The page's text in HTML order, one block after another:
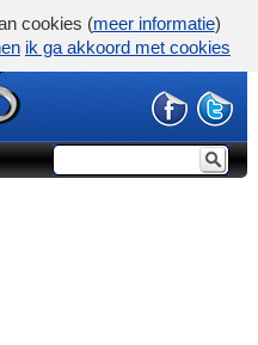
cookies (meer informatie)
ik ga akkoord met cookies